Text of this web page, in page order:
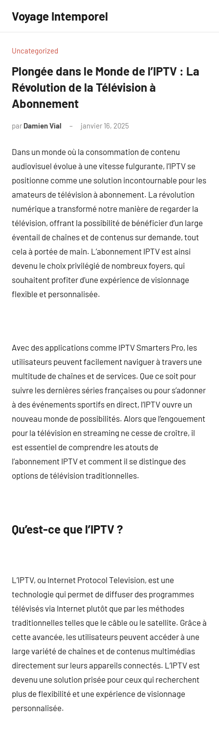
contenu
Voyage Intemporel
Uncategorized
Plongée dans le Monde de l’IPTV : La
Révolution de la Télévision à
Abonnement
par Damien Vial janvier 16, 2025
Dans un monde où la consommation de contenu
audiovisuel évolue à une vitesse fulgurante, l’IPTV se
positionne comme une solution incontournable pour les
amateurs de télévision à abonnement. La révolution
numérique a transformé notre manière de regarder la
télévision, offrant la possibilité de bénéficier d’un large
éventail de chaînes et de contenus sur demande, tout
cela à portée de main. L’abonnement IPTV est ainsi
devenu le choix privilégié de nombreux foyers, qui
souhaitent profiter d’une expérience de visionnage
flexible et personnalisée.
Avec des applications comme IPTV Smarters Pro, les
utilisateurs peuvent facilement naviguer à travers une
multitude de chaînes et de services. Que ce soit pour
suivre les dernières séries françaises ou pour s’adonner
à des événements sportifs en direct, l’IPTV ouvre un
nouveau monde de possibilités. Alors que l’engouement
pour la télévision en streaming ne cesse de croître, il
est essentiel de comprendre les atouts de
l’abonnement IPTV et comment il se distingue des
options de télévision traditionnelles.
Qu’est-ce que l’IPTV ?
L’IPTV, ou Internet Protocol Television, est une
technologie qui permet de diffuser des programmes
télévisés via Internet plutôt que par les méthodes
traditionnelles telles que le câble ou le satellite. Grâce à
cette avancée, les utilisateurs peuvent accéder à une
large variété de chaînes et de contenus multimédias
directement sur leurs appareils connectés. L’IPTV est
devenu une solution prisée pour ceux qui recherchent
plus de flexibilité et une expérience de visionnage
personnalisée.